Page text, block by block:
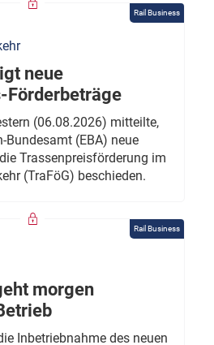
Rail Business
neue
Förderbeträge
(06.08.2026) mitteilte,
Bundesamt (EBA) neue
Trassenpreisförderung im
(TraFöG) beschieden.
Rail Business
morgen
Inbetriebnahme des neuen